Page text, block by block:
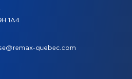
1A4
quebec.com